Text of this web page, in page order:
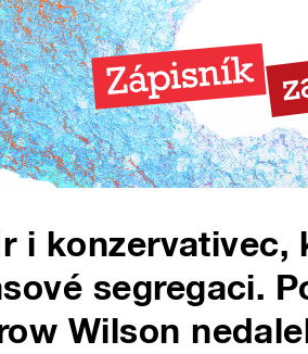
i konzervativec,
segregaci.
Wilson